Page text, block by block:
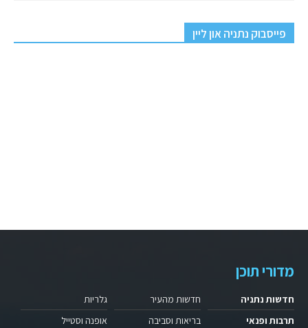
פייסבוק נתניה און ליין
מדורי תוכן
חדשות נתניה
תרבות ופנאי
חדשות מהעיר
בריאות וסביבה
גלריות
אופנה וסטייל